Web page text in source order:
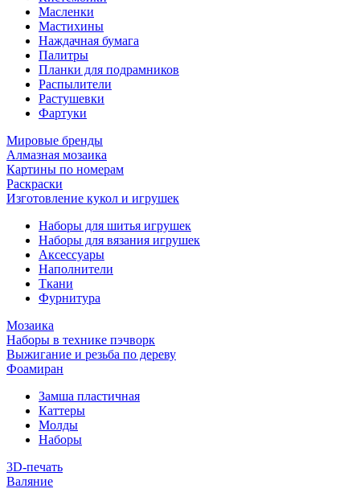
Масленки
Мастихины
Наждачная бумага
Палитры
Планки для подрамников
Распылители
Растушевки
Фартуки
Мировые бренды
Алмазная мозаика
Картины по номерам
Раскраски
Изготовление кукол и игрушек
Наборы для шитья игрушек
Наборы для вязания игрушек
Аксессуары
Наполнители
Ткани
Фурнитура
Мозаика
Наборы в технике пэчворк
Выжигание и резьба по дереву
Фоамиран
Замша пластичная
Каттеры
Молды
Наборы
3D-печать
Валяние